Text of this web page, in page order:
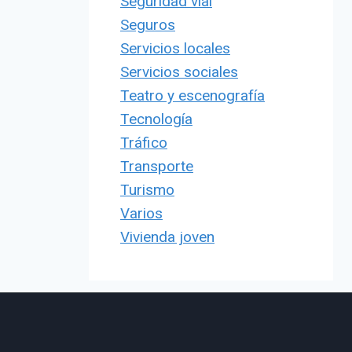
Seguros
Servicios locales
Servicios sociales
Teatro y escenografía
Tecnología
Tráfico
Transporte
Turismo
Varios
Vivienda joven